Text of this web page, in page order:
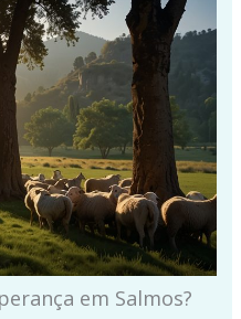
em Salmos?